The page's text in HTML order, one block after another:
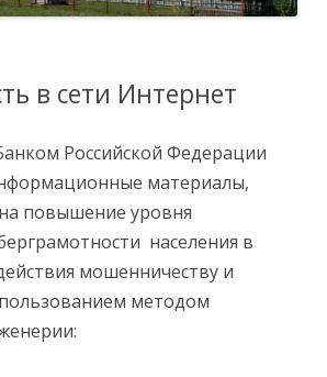
в сети Интернет
Российской Федерации
материалы,
повышение уровня
населения в
мошенничеству и
методом